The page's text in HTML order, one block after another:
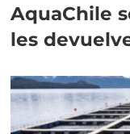
AquaChile
les